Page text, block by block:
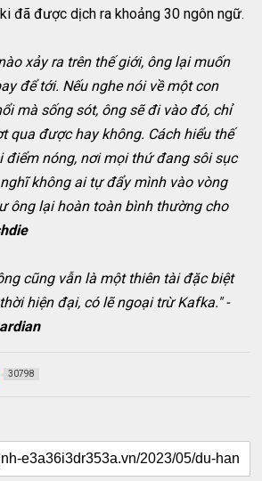
đã được dịch ra khoảng 30 ngôn ngữ.
xảy ra trên thế giới, ông lại muốn
để tới. Nếu nghe nói về một con
mà sống sót, ông sẽ đi vào đó, chỉ
qua được hay không. Cách hiểu thế
điểm nóng, nơi mọi thứ đang sôi sục
không ai tự đẩy mình vào vòng
ông lại hoàn toàn bình thường cho
cũng vẫn là một thiên tài đặc biệt
hiện đại, có lẽ ngoại trừ Kafka." -
30798